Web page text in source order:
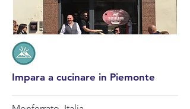
Impara a cucinare in Piemonte